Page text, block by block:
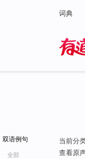
词典
双语例句
全部
当前分
查看原